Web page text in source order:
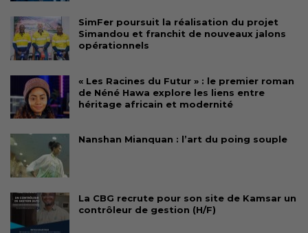
SimFer poursuit la réalisation du projet
Simandou et franchit de nouveaux jalons
opérationnels
« Les Racines du Futur » : le premier roman
de Néné Hawa explore les liens entre
héritage africain et modernité
Nanshan Mianquan : l’art du poing souple
La CBG recrute pour son site de Kamsar un
contrôleur de gestion (H/F)